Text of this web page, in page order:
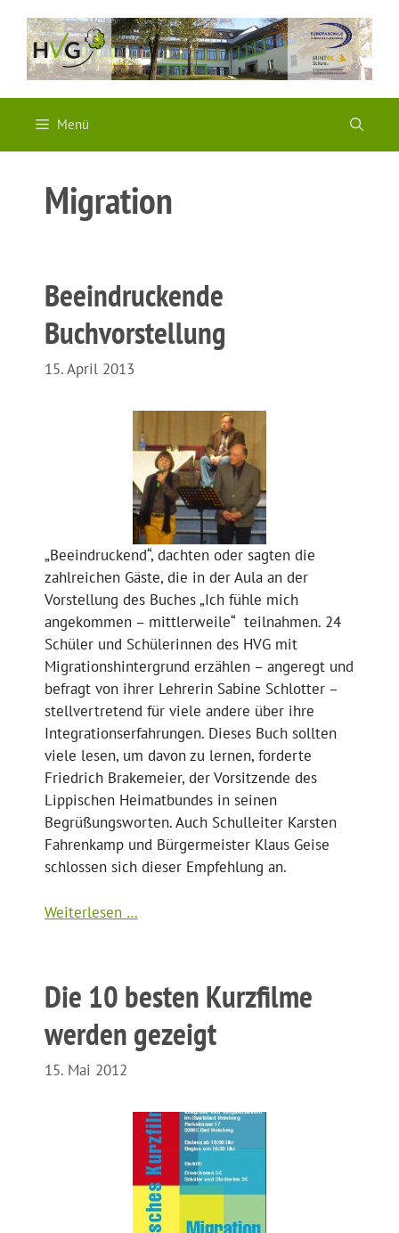
Inhalt
springen
Menü
Migration
Beeindruckende
Buchvorstellung
15. April 2013
„Beeindruckend“, dachten oder sagten die
zahlreichen Gäste, die in der Aula an der
Vorstellung des Buches „Ich fühle mich
angekommen – mittlerweile“ teilnahmen. 24
Schüler und Schülerinnen des HVG mit
Migrationshintergrund erzählen – angeregt und
befragt von ihrer Lehrerin Sabine Schlotter –
stellvertretend für viele andere über ihre
Integrationserfahrungen. Dieses Buch sollten
viele lesen, um davon zu lernen, forderte
Friedrich Brakemeier, der Vorsitzende des
Lippischen Heimatbundes in seinen
Begrüßungsworten. Auch Schulleiter Karsten
Fahrenkamp und Bürgermeister Klaus Geise
schlossen sich dieser Empfehlung an.
Weiterlesen …
Die 10 besten Kurzfilme
werden gezeigt
15. Mai 2012